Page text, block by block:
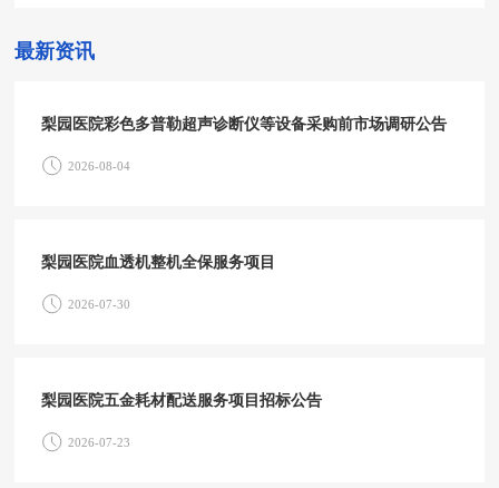
最新资讯
梨园医院彩色多普勒超声诊断仪等设备采购前市场调研公告
2026-08-04
梨园医院血透机整机全保服务项目
2026-07-30
梨园医院五金耗材配送服务项目招标公告
2026-07-23